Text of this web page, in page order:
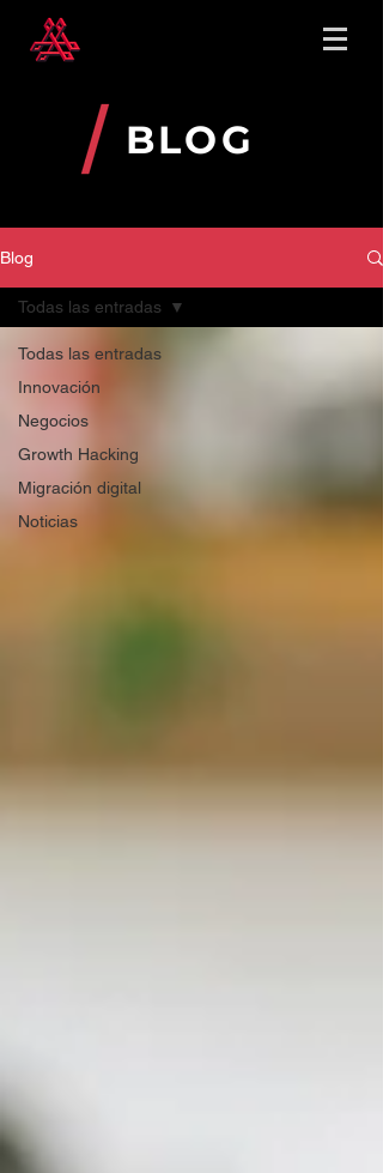
BLOG
Blog
Todas las entradas
Innovación
Negocios
Growth Hacking
Migración digital
Noticias
Todas las entradas